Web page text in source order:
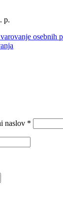
p.
osebnih
naslov *